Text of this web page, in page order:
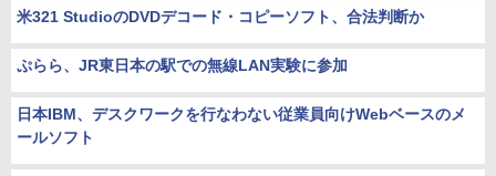
米321 StudioのDVDデコード・コピーソフト、合法判断か
ぷらら、JR東日本の駅での無線LAN実験に参加
日本IBM、デスクワークを行なわない従業員向けWebベースのメ
ールソフト